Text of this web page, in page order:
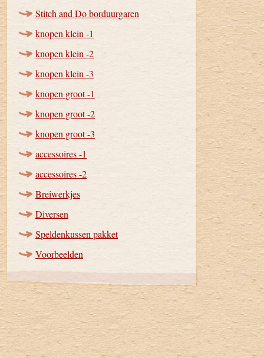
Stitch and Do borduurgaren
knopen klein -1
knopen klein -2
knopen klein -3
knopen groot -1
knopen groot -2
knopen groot -3
accessoires -1
accessoires -2
Breiwerkjes
Diversen
Speldenkussen pakket
Voorbeelden